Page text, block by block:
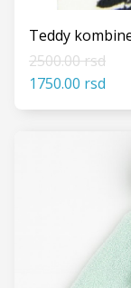
Teddy
2500.00 rsd
1750.00 rsd